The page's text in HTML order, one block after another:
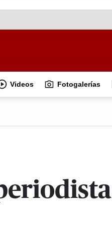
Videos Fotogalerías